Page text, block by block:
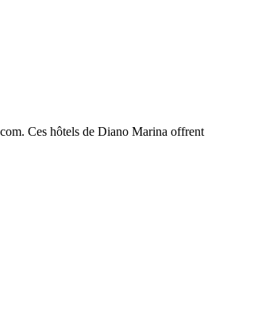
Ces hôtels de Diano Marina offrent